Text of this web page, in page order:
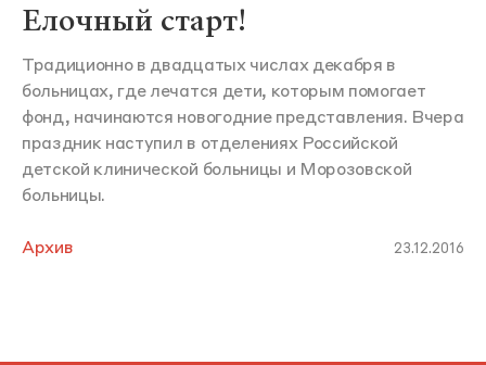
Елочный старт!
Традиционно в двадцатых числах декабря в
больницах, где лечатся дети, которым помогает
фонд, начинаются новогодние представления. Вчера
праздник наступил в отделениях Российской
детской клинической больницы и Морозовской
больницы.
Архив 23.12.2016